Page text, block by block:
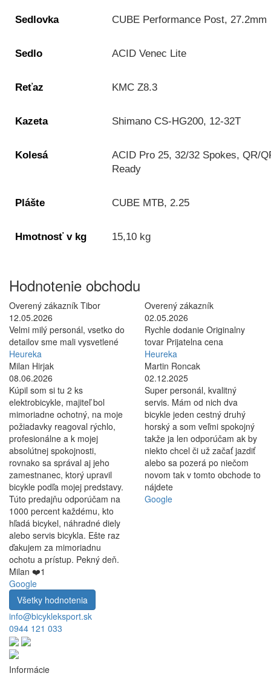
Sedlovka CUBE Performance Post, 27.2mm
Sedlo ACID Venec Lite
Reťaz KMC Z8.3
Kazeta Shimano CS-HG200, 12-32T
Kolesá
ACID Pro 25, 32/32 Spokes, QR/
Ready
Plášte CUBE MTB, 2.25
Hmotnosť v kg 15,10 kg
Hodnotenie obchodu
Overený zákazník Tibor
12.05.2026
Velmi milý personál, vsetko do
detailov sme mali vysvetlené
Heureka
Overený zákazník
02.05.2026
Rychle dodanie Originalny
tovar Prijatelna cena
Heureka
Milan Hirjak
08.06.2026
Kúpil som si tu 2 ks
elektrobicykle, majiteľ bol
mimoriadne ochotný, na moje
požiadavky reagoval rýchlo,
profesionálne a k mojej
absolútnej spokojnosti,
rovnako sa správal aj jeho
zamestnanec, ktorý upravil
bicykle podľa mojej predstavy.
Túto predajňu odporúčam na
1000 percent každému, kto
hľadá bicykel, náhradné diely
alebo servis bicykla. Ešte raz
ďakujem za mimoriadnu
ochotu a prístup. Pekný deň.
Milan ❤️1
Google
Martin Roncak
02.12.2025
Super personál, kvalitný
servis. Mám od nich dva
bicykle jeden cestný druhý
horský a som veľmi spokojný
takže ja len odporúčam ak by
niekto chcel či už začať jazdiť
alebo sa pozerá po niečom
novom tak v tomto obchode to
nájdete
Google
Všetky hodnotenia
info@bicykleksport.sk
0944 121 033
Informácie